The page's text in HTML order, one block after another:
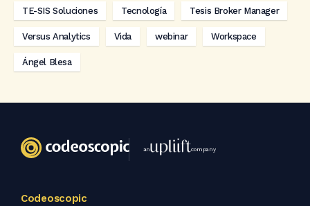
TE-SIS Soluciones Tecnología Tesis Broker Manager
Versus Analytics Vida webinar Workspace
Ángel Blesa
an company
Codeoscopic